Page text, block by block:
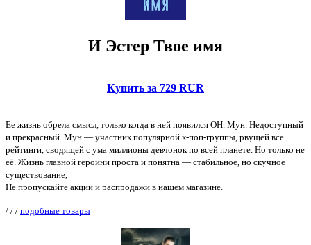
И Эстер Твое имя
Купить за 729 RUR
Ее жизнь обрела смысл, только когда в ней появился ОН. Мун. Недоступный
и прекрасный. Мун — участник популярной к-поп-группы, рвущей все
рейтинги, сводящей с ума миллионы девчонок по всей планете. Но только не
её. Жизнь главной героини проста и понятна — стабильное, но скучное
существование,
Не пропускайте акции и распродажи в нашем магазине.
/ / / подобные товары